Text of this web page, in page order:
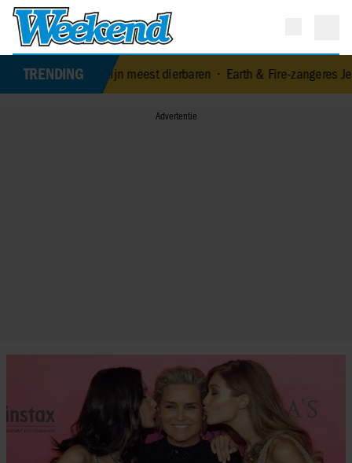
TRENDING
van zijn meest dierbaren•Earth & Fire-zangeres Jerney